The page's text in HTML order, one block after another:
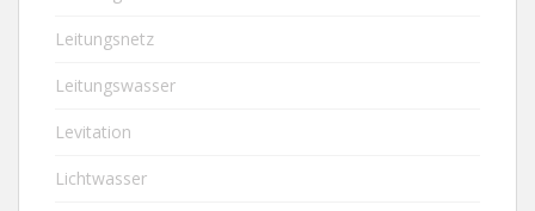
Leitungsnetz
Leitungswasser
Levitation
Lichtwasser